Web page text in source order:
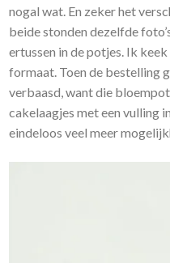
nogal wat. En zeker het
beide stonden dezelfde
ertussen in de potjes. Ik
formaat. Toen de bestelling
verbaasd, want die
cakelaagjes met een vulling
eindeloos veel meer